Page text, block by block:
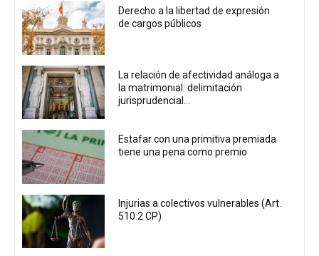
Derecho a la libertad de expresión
de cargos públicos
La relación de afectividad análoga a
la matrimonial: delimitación
jurisprudencial...
Estafar con una primitiva premiada
tiene una pena como premio
Injurias a colectivos vulnerables (Art.
510.2 CP)